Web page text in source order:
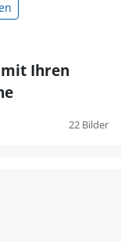
mit Ihren
22 Bilder